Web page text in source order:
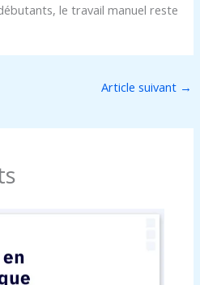
le travail manuel reste
Article suivant →